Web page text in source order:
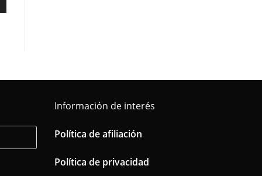
Información de interés
Política de afiliación
Política de privacidad